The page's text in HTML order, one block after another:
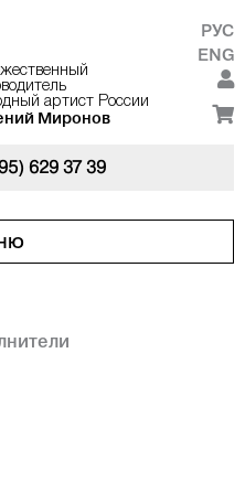
артист России
Миронов
РУС
ENG
629 37 39